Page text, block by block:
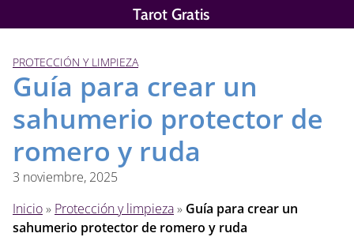
al
Tarot Gratis
PROTECCIÓN Y LIMPIEZA
Guía para crear un
sahumerio protector de
romero y ruda
3 noviembre, 2025
Inicio» Protección y limpieza» Guía para crear un
sahumerio protector de romero y ruda